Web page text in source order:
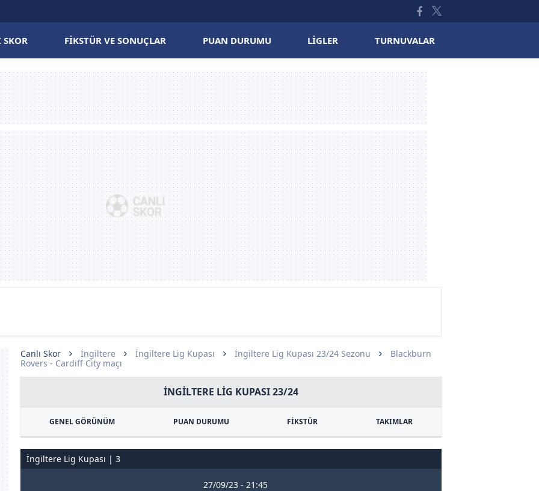
SKOR FIKSTÜR VE SONUÇLAR PUAN DURUMU LIGLER TURNUVALAR
Canlı Skor İngiltere İngiltere Lig Kupası İngiltere Lig Kupası 23/24 Sezonu
Blackburn
Rovers - Cardiff City maçı
İNGILTERE LIG KUPASI 23/24
GENEL GÖRÜNÜM PUAN DURUMU FİKSTÜR TAKIMLAR
İngiltere Lig Kupası | 3
27/09/23 - 21:45